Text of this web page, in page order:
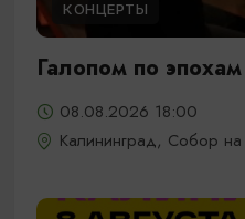
КОНЦЕРТЫ
Галопом по эпохам
08.08.2026 18:00
Калининград, Собор на